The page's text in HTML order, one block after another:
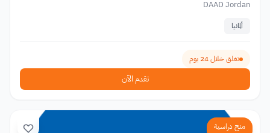
DAAD Jordan
ألمانيا
تغلق خلال 24 يوم
تقدم الآن
منح دراسية